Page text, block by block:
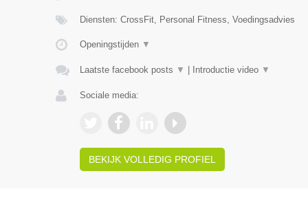
Diensten: CrossFit, Personal Fitness, Voedingsadvies
Openingstijden ▼
Laatste facebook posts ▼ Introductie video ▼
Sociale media:
BEKIJK VOLLEDIG PROFIEL